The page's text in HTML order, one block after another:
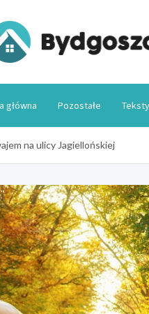
główna Pozostałe Teksty
na ulicy Jagiellońskiej